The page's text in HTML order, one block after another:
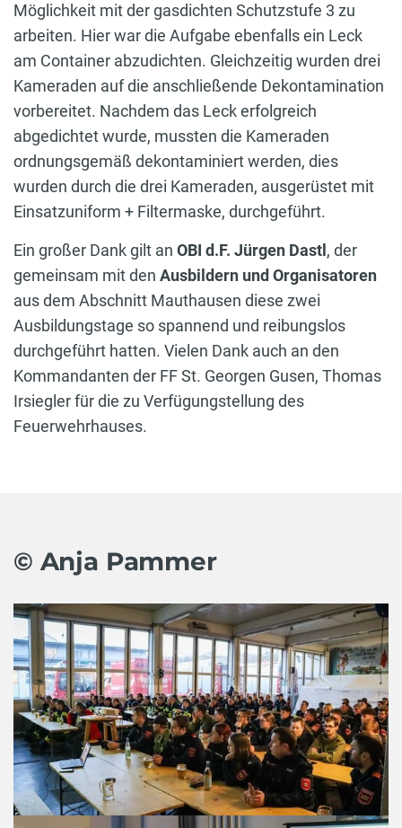
Möglichkeit mit der gasdichten Schutzstufe 3 zu
arbeiten. Hier war die Aufgabe ebenfalls ein Leck
am Container abzudichten. Gleichzeitig wurden drei
Kameraden auf die anschließende Dekontamination
vorbereitet. Nachdem das Leck erfolgreich
abgedichtet wurde, mussten die Kameraden
ordnungsgemäß dekontaminiert werden, dies
wurden durch die drei Kameraden, ausgerüstet mit
Einsatzuniform + Filtermaske, durchgeführt.
Ein großer Dank gilt an OBI d.F. Jürgen Dastl , der
gemeinsam mit den Ausbildern und Organisatoren
aus dem Abschnitt Mauthausen diese zwei
Ausbildungstage so spannend und reibungslos
durchgeführt hatten. Vielen Dank auch an den
Kommandanten der FF St. Georgen Gusen, Thomas
Irsiegler für die zu Verfügungstellung des
Feuerwehrhauses.
© Anja Pammer